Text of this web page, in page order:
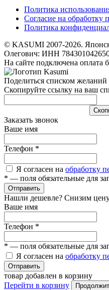
Политика
Согласие на обработку
Политика
© KASUMI 2007-2026.
Олегович: ИНН
На сайте подключена оплата
Поделиться списком желаний
Скопируйте ссылку на ваш
Заказать звонок
Ваше имя
Телефон *
Я согласен на обработку
* — поля обязательные для
Отправить
Нашли дешевле? Снизим
Ваше имя
Телефон *
* — поля обязательные для
Я согласен на обработку
Отправить
товар добавлен в корзину
Перейти в корзину